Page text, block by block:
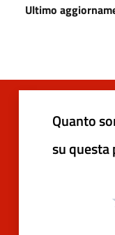
Ultimo
Quanto
su questa